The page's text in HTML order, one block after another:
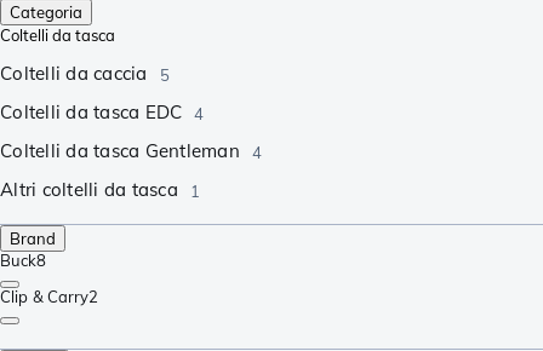
Categoria
Coltelli da tasca
Coltelli da caccia 5
Coltelli da tasca EDC 4
Coltelli da tasca Gentleman 4
Altri coltelli da tasca 1
Brand
Buck8
Clip & Carry2